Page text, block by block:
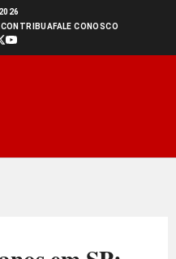
CONTRIBUAFALE CONOSCO